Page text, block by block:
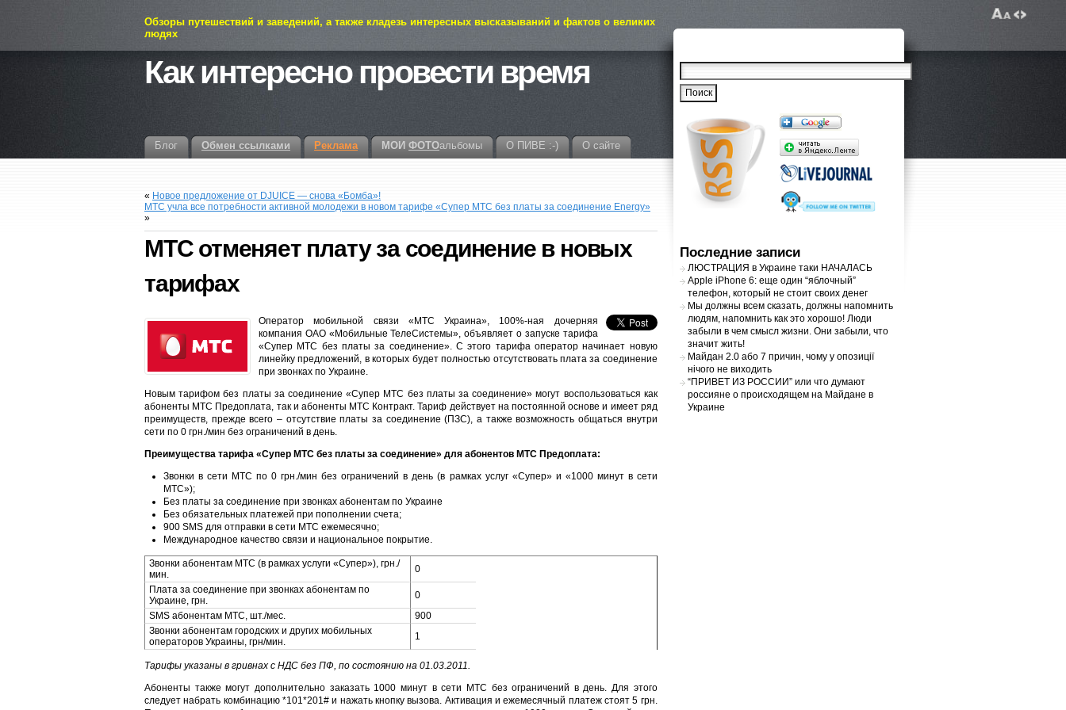
Обзоры путешествий и заведений, а также кладезь интересных высказываний и фактов о великих
людях
Как интересно провести время
Блог Обмен ссылками Реклама МОИ ФОТОальбомы О ПИВЕ :-) О сайте
« Новое предложение от DJUICE — снова «Бомба»!
МТС учла все потребности активной молодежи в новом тарифе «Супер МТС без платы за соединение Energy»
»
МТС отменяет плату за соединение в новых
тарифах
Оператор мобильной связи «МТС Украина», 100%-ная дочерняя
компания ОАО «Мобильные ТелеСистемы», объявляет о запуске тарифа
«Супер МТС без платы за соединение». С этого тарифа оператор начинает новую
линейку предложений, в которых будет полностью отсутствовать плата за соединение
при звонках по Украине.
Новым тарифом без платы за соединение «Супер МТС без платы за соединение» могут воспользоваться как
абоненты МТС Предоплата, так и абоненты МТС Контракт. Тариф действует на постоянной основе и имеет ряд
преимуществ, прежде всего – отсутствие платы за соединение (ПЗС), а также возможность общаться внутри
сети по 0 грн./мин без ограничений в день.
Преимущества тарифа «Супер МТС без платы за соединение» для абонентов МТС Предоплата:
Звонки в сети МТС по 0 грн./мин без ограничений в день (в рамках услуг «Супер» и «1000 минут в сети
МТС»);
Без платы за соединение при звонках абонентам по Украине
Без обязательных платежей при пополнении счета;
900 SMS для отправки в сети МТС ежемесячно;
Международное качество связи и национальное покрытие.
Звонки абонентам МТС (в рамках услуги «Супер»), грн./
мин.
0
Плата за соединение при звонках абонентам по
Украине, грн.
0
SMS абонентам МТС, шт./мес.
900
Звонки абонентам городских и других мобильных
операторов Украины, грн/мин.
1
Тарифы указаны в гривнах с НДС без ПФ, по состоянию на 01.03.2011.
Абоненты также могут дополнительно заказать 1000 минут в сети МТС без ограничений в день. Для этого
следует набрать комбинацию *101*201# и нажать кнопку вызова. Активация и ежемесячный платеж стоят 5 грн.
Последние записи
ЛЮСТРАЦИЯ в Украине таки НАЧАЛАСЬ
Apple iPhone 6: еще один “яблочный”
телефон, который не стоит своих денег
Мы должны всем сказать, должны напомнить
людям, напомнить как это хорошо! Люди
забыли в чем смысл жизни. Они забыли, что
значит жить!
Майдан 2.0 або 7 причин, чому у опозиції
нічого не виходить
“ПРИВЕТ ИЗ РОССИИ” или что думают
россияне о происходящем на Майдане в
Украине